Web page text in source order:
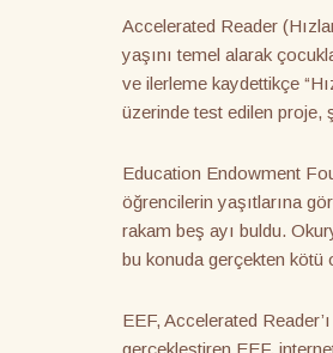
Accelerated Reader
yaşını temel alarak
ve ilerleme kaydettikçe
üzerinde test edilen proje,
Education Endowment
öğrencilerin yaşıtlarına
rakam beş ayı buldu.
bu konuda gerçekten
EEF, Accelerated